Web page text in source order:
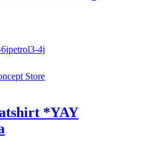
petrol3-4j
Store
*YAY